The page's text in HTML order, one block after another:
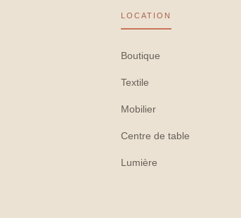
LOCATION
Boutique
Textile
Mobilier
Centre de table
Lumière